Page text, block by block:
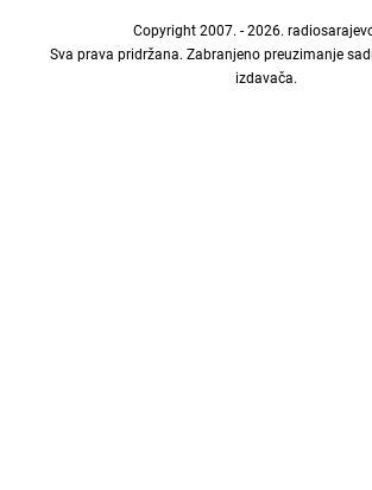
Copyright 2007. - 2026.
Sva prava pridržana. Zabranjeno preuzimanje
izdavača.